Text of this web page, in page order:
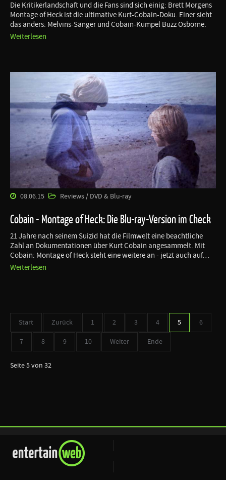
Die Kritikerlandschaft und die Fans sind sich einig: Brett Morgens
Montage of Heck ist die ultimative Kurt-Cobain-Doku. Einer sieht
das anders: Melvins-Sänger und Cobain-Kumpel Buzz Osborne.
Weiterlesen
08.06.15 Reviews / DVD & Blu-ray
Cobain - Montage of Heck: Die Blu-ray-Version im Check
21 Jahre nach seinem Suizid hat die Filmwelt eine beachtliche
Zahl an Dokumentationen über Kurt Cobain angesammelt. Mit
Cobain: Montage of Heck steht eine weitere an - jetzt auch auf…
Weiterlesen
Start Zurück 1 2 3 4 5 6
7 8 9 10 Weiter Ende
Seite 5 von 32